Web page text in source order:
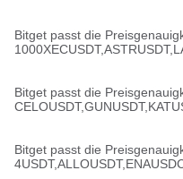
Bitget passt die
Bitget passt die
Bitget passt die